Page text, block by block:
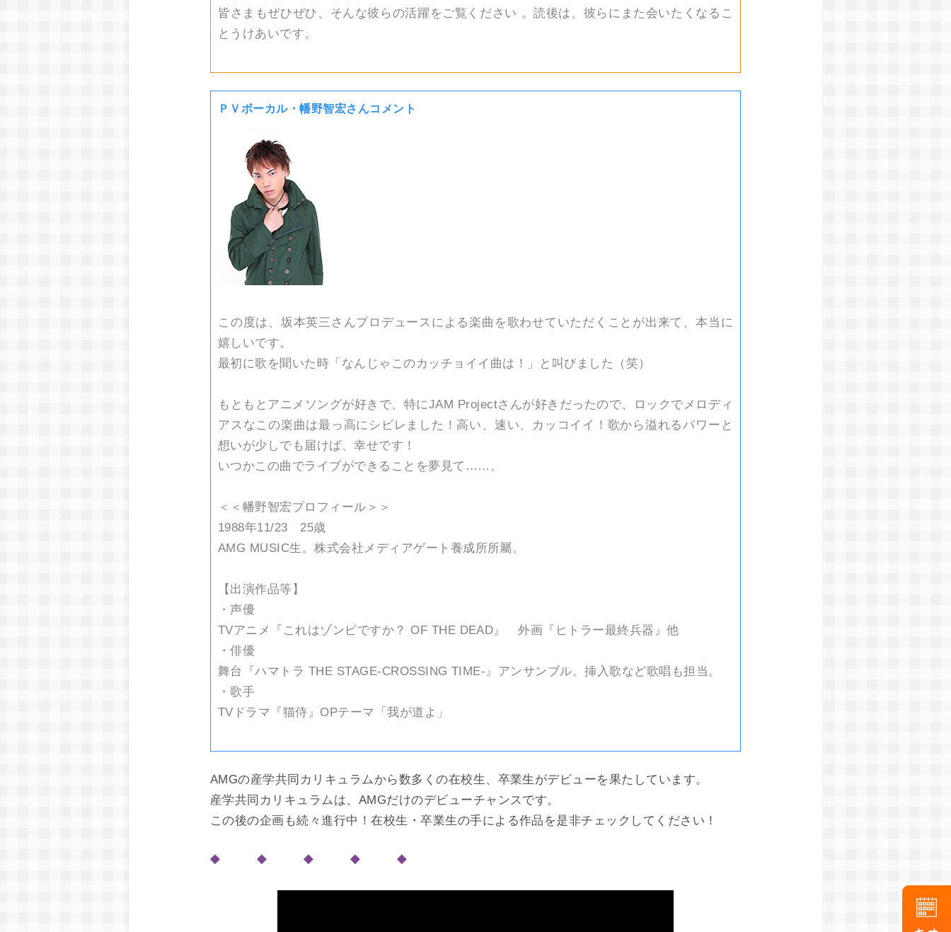
皆さまもぜひぜひ、そんな彼らの活躍をご覧ください 。読後は、彼らにまた会いたくなるこ
とうけあいです。
ＰＶボーカル・幡野智宏さんコメント
この度は、坂本英三さんプロデュースによる楽曲を歌わせていただくことが出来て、本当に
嬉しいです。
最初に歌を聞いた時「なんじゃこのカッチョイイ曲は！」と叫びました（笑）
もともとアニメソングが好きで、特にJAM Projectさんが好きだったので、ロックでメロディ
アスなこの楽曲は最っ高にシビレました！高い、速い、カッコイイ！歌から溢れるパワーと
想いが少しでも届けば、幸せです！
いつかこの曲でライブができることを夢見て……。
＜＜幡野智宏プロフィール＞＞
1988年11/23 25歳
AMG MUSIC生。株式会社メディアゲート養成所所屬。
【出演作品等】
・声優
TVアニメ『これはゾンビですか？ OF THE DEAD』 外画『ヒトラー最終兵器』他
・俳優
舞台『ハマトラ THE STAGE-CROSSING TIME-』アンサンブル。挿入歌など歌唱も担当。
・歌手
TVドラマ『猫侍』OPテーマ「我が道よ」
AMGの産学共同カリキュラムから数多くの在校生、卒業生がデビューを果たしています。
産学共同カリキュラムは、AMGだけのデビューチャンスです。
この後の企画も続々進行中！在校生・卒業生の手による作品を是非チェックしてください！
◆ ◆ ◆ ◆ ◆